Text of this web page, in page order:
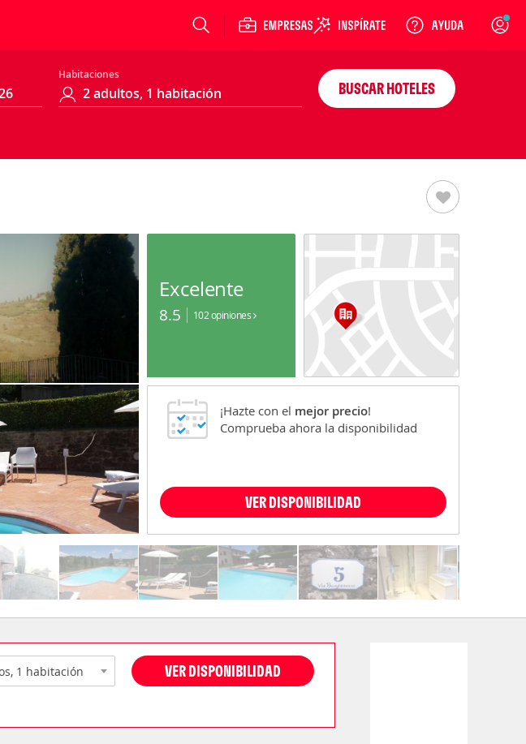
Login
Habitaciones
BUSCAR HOTELES
Excelente
8.5 102 opiniones
¡Hazte con el mejor precio!
Comprueba ahora la disponibilidad
VER DISPONIBILIDAD
VER DISPONIBILIDAD